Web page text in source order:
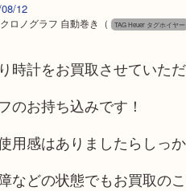
12
ロノグラフ 自動巻き （ TAG Heuer タグホイヤー
計をお買取させていただ
のお持ち込みです！
用感はありましたらしっ
などの状態でもお買取の